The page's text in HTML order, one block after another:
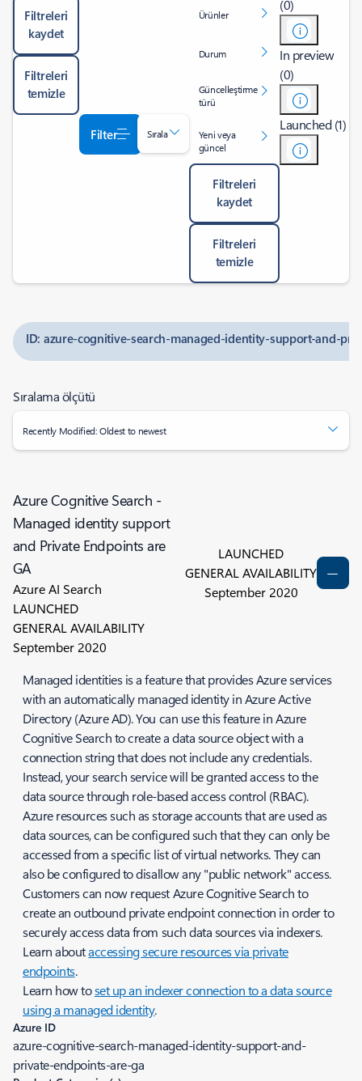
Filtreleri
kaydet
Filtreleri
temizle
Filter Sırala
Ürünler
Durum
Güncelleştirme
türü
Yeni veya
güncel
Filtreleri
kaydet
Filtreleri
temizle
(0)
In preview
(0)
Launched (1)
ID: azure-cognitive-search-managed-identity-support-and-
Sıralama ölçütü
Recently Modified: Oldest to newest
Azure Cognitive Search -
Managed identity support
and Private Endpoints are
GA
Azure AI Search
LAUNCHED
GENERAL AVAILABILITY
September 2020
LAUNCHED
GENERAL AVAILABILITY
September 2020
​​​​​Managed identities is a feature that provides Azure services
with an automatically managed identity in Azure Active
Directory (Azure AD). You can use this feature in Azure
Cognitive Search to create a data source object with a
connection string that does not include any credentials.
Instead, your search service will be granted access to the
data source through role-based access control (RBAC).
Azure resources such as storage accounts that are used as
data sources, can be configured such that they can only be
accessed from a specific list of virtual networks. They can
also be configured to disallow any "public network" access.
Customers can now request Azure Cognitive Search to
create an outbound private endpoint connection in order to
securely access data from such data sources via indexers.
Learn aboutaccessing secure resources via private
endpoints.
Learn how toset up an indexer connection to a data source
using a managed identity.
Azure ID
azure-cognitive-search-managed-identity-support-and-
private-endpoints-are-ga